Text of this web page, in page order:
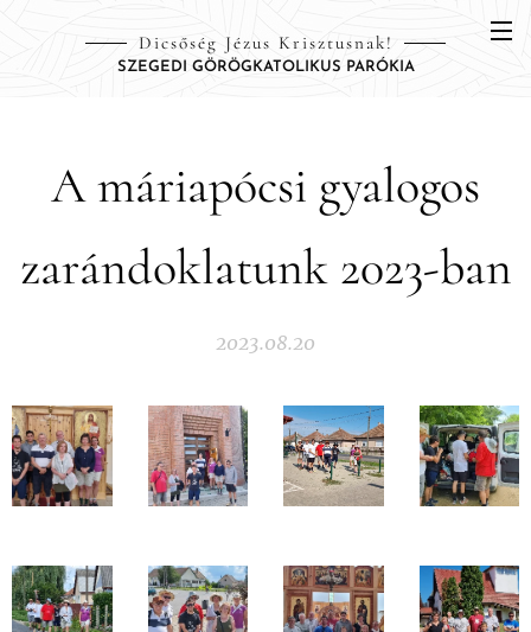
Dicsőség Jézus Krisztusnak!
SZEGEDI GÖRÖGKATOLIKUS PARÓKIA
A máriapócsi gyalogos
zarándoklatunk 2023-ban
2023.08.20